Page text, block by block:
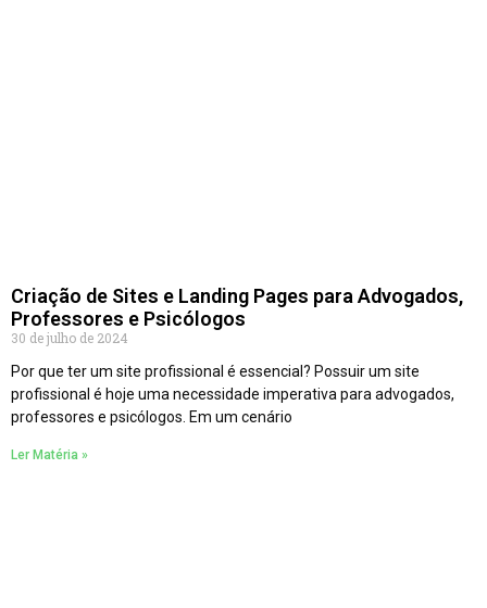
Criação de Sites e Landing Pages para Advogados,
Professores e Psicólogos
30 de julho de 2024
Por que ter um site profissional é essencial? Possuir um site
profissional é hoje uma necessidade imperativa para advogados,
professores e psicólogos. Em um cenário
Ler Matéria »